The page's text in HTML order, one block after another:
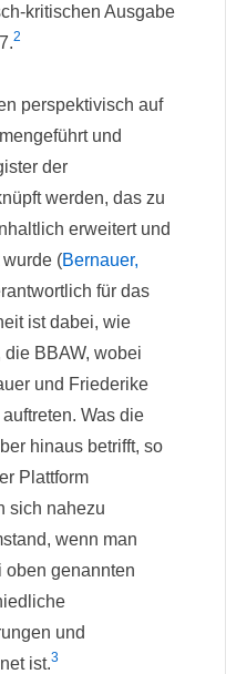
kritischen Ausgabe
2
perspektivisch auf
und
der
werden, das zu
erweitert und
(Bernauer,
für das
ist dabei, wie
BBAW, wobei
und Friederike
Was die
hinaus betrifft, so
Plattform
sich nahezu
wenn man
oben genannten
und
ist.3